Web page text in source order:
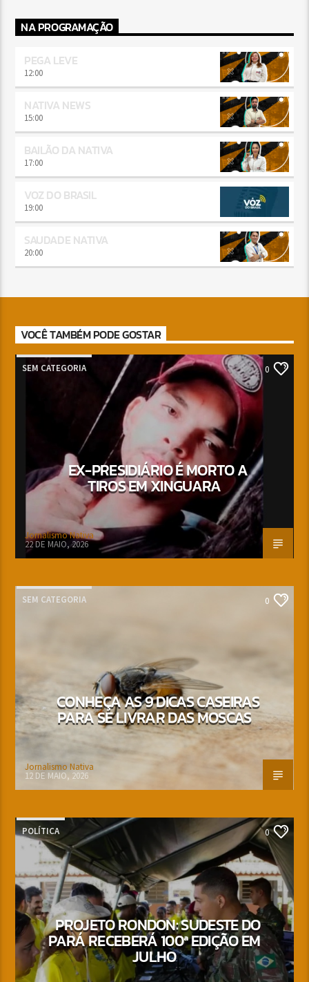
NA PROGRAMAÇÃO
PEGA LEVE
12:00
NATIVA NEWS
15:00
BAILÃO DA NATIVA
17:00
VOZ DO BRASIL
19:00
SAUDADE NATIVA
20:00
VOCÊ TAMBÉM PODE GOSTAR
SEM CATEGORIA 0
EX-PRESIDIÁRIO É MORTO A
TIROS EM XINGUARA
Jornalismo Nativa
22 DE MAIO, 2026
SEM CATEGORIA 0
CONHEÇA AS 9 DICAS CASEIRAS
PARA SE LIVRAR DAS MOSCAS
Jornalismo Nativa
12 DE MAIO, 2026
POLÍTICA 0
PROJETO RONDON: SUDESTE DO
PARÁ RECEBERÁ 100ª EDIÇÃO EM
JULHO